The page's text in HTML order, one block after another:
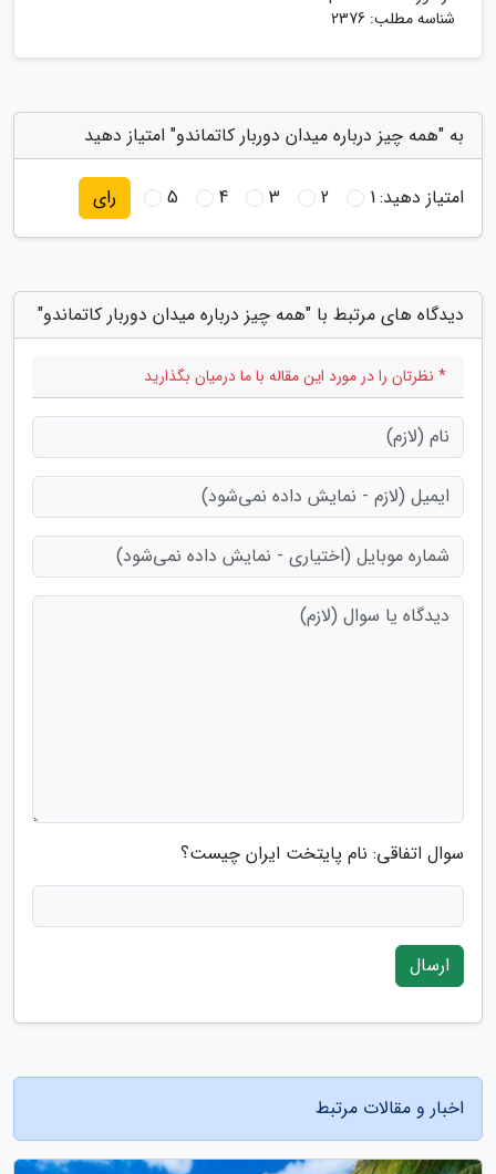
شناسه مطلب: 2376
به "همه چیز درباره میدان دوربار کاتماندو" امتیاز دهید
امتیاز دهید:1
2
3
4
5 رای
دیدگاه های مرتبط با "همه چیز درباره میدان دوربار کاتماندو"
* نظرتان را در مورد این مقاله با ما درمیان بگذارید
سوال اتفاقی: نام پایتخت ایران چیست؟
ارسال
اخبار و مقالات مرتبط